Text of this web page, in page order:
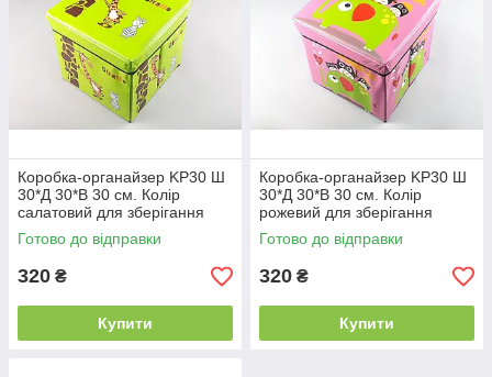
Коробка-органайзер KP30 Ш
30*Д 30*В 30 см. Колір
салатовий для зберігання
одягу, взуття чи невеликих
предметів
Готово до відправки
320 ₴
Купити
Коробка-органайзер KP30 Ш
30*Д 30*В 30 см. Колір
рожевий для зберігання
одягу, взуття чи невеликих
предметів
Готово до відправки
320 ₴
Купити